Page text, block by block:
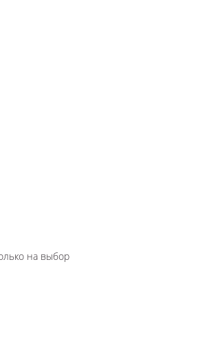
на выбор